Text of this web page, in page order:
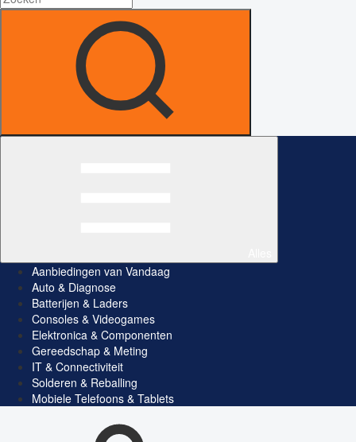
Aanbiedingen van Vandaag
Auto & Diagnose
Batterijen & Laders
Consoles & Videogames
Elektronica & Componenten
Gereedschap & Meting
IT & Connectiviteit
Solderen & Reballing
Mobiele Telefoons & Tablets